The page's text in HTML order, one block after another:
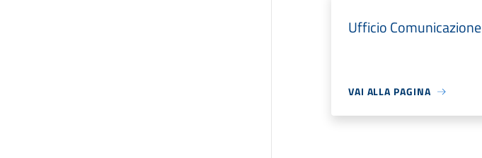
Ufficio Comunicazione
VAI ALLA PAGINA